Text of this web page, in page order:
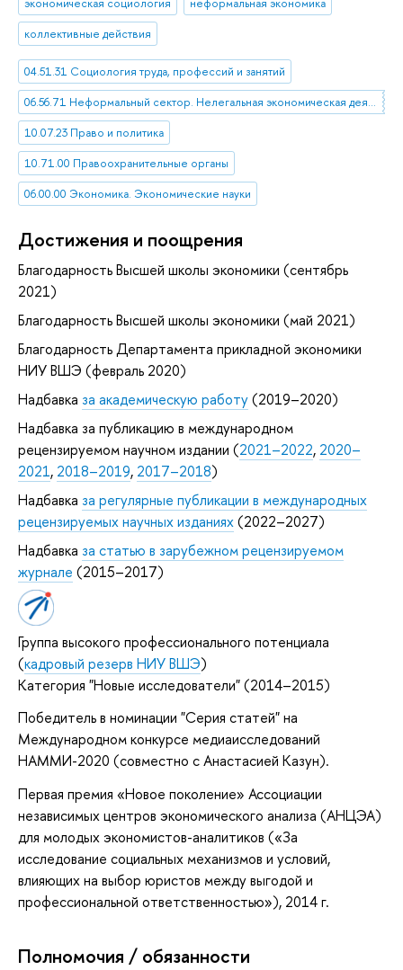
экономическая социология
неформальная экономика
коллективные действия
04.51.31 Социология труда, профессий и занятий
06.56.71 Неформальный сектор. Нелегальная экономическая деятельность
10.07.23 Право и политика
10.71.00 Правоохранительные органы
06.00.00 Экономика. Экономические науки
Достижения и поощрения
Благодарность Высшей школы экономики (сентябрь
2021)
Благодарность Высшей школы экономики (май 2021)
Благодарность Департамента прикладной экономики
НИУ ВШЭ (февраль 2020)
Надбавка за академическую работу(2019–2020)
Надбавка за публикацию в международном
рецензируемом научном издании (2021–2022, 2020–
2021, 2018–2019, 2017–2018)
Надбавка за регулярные публикации в международных
рецензируемых научных изданиях(2022–2027)
Надбавка за статью в зарубежном рецензируемом
журнале (2015–2017)
Группа высокого профессионального потенциала
(кадровый резерв НИУ ВШЭ)
Категория "Новые исследователи" (2014–2015)
Победитель в номинации "Серия статей" на
Международном конкурсе медиаисследований
НАММИ-2020 (совместно с Анастасией Казун).
Первая премия «Новое поколение» Ассоциации
независимых центров экономического анализа (АНЦЭА)
для молодых экономистов-аналитиков («За
исследование социальных механизмов и условий,
влияющих на выбор юристов между выгодой и
профессиональной ответственностью»), 2014 г.
Полномочия / обязанности